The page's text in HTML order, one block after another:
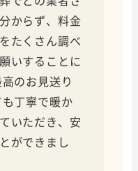
からず、料金
たくさん調べ
いすることに
のお見送り
丁寧で暖か
いただき、安
ができまし